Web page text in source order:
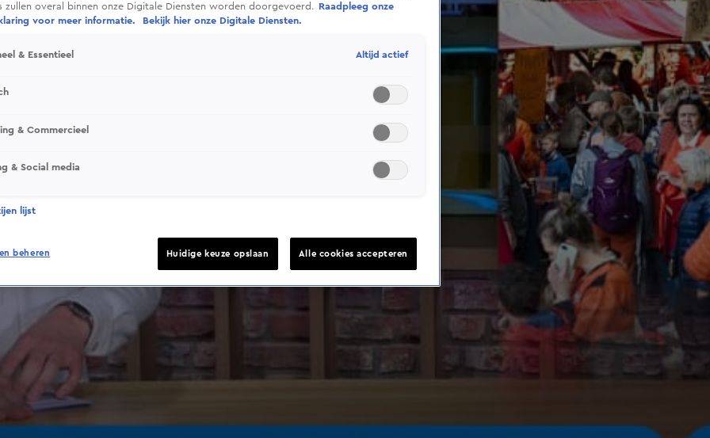
zullen overal binnen onze Digitale Diensten worden doorgevoerd.
Raadpleeg onze
voor meer informatie.
Bekijk hier onze Digitale Diensten.
& Essentieel Altijd actief
& Commercieel
& Social media
lijst
beheren Huidige keuze opslaan Alle cookies accepteren